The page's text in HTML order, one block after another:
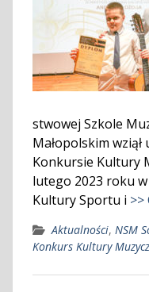
stwowej Szkole
Małopolskim wziął
Konkursie Kultury
lutego 2023 roku
Kultury Sportu i >>
Aktualności, NSM
Konkurs Kultury